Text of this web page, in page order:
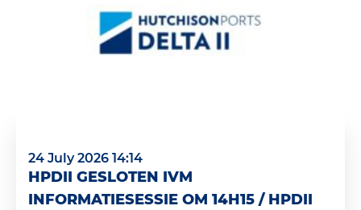
24 July 2026 14:14
HPDII GESLOTEN IVM
INFORMATIESESSIE OM 14H15 / HPDII